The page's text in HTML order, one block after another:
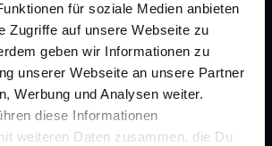
für soziale Medien anbieten
Zugriffe auf unsere Webseite zu
geben wir Informationen zu
unserer Webseite an unsere Partner
Werbung und Analysen weiter.
diese Informationen
weiteren Daten zusammen, die Du